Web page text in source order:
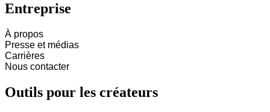
Entreprise
À propos
Presse et médias
Carrières
Nous contacter
Outils pour les créateurs